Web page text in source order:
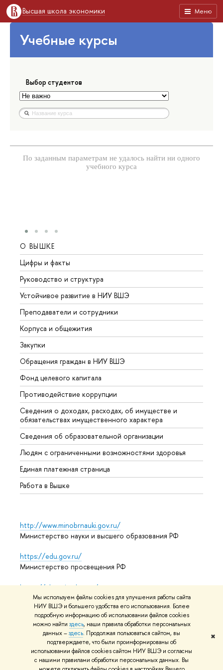
Мы используем файлы cookies для улучшения работы сайта
НИУ ВШЭ и большего удобства его использования. Более
подробную информацию об использовании файлов cookies
можно найти здесь, наши правила обработки персональных
данных –здесь. Продолжая пользоваться сайтом, вы
подтверждаете, что были проинформированы об
использовании файлов cookies сайтом НИУ ВШЭ и согласны
с нашими правилами обработки персональных данных. Вы
✖
Меню
Высшая школа экономики
Учебные курсы
Выбор студентов
По заданным параметрам не удалось найти ни одного
учебного курса
О ВЫШКЕ
Цифры и факты
Руководство и структура
Устойчивое развитие в НИУ ВШЭ
Преподаватели и сотрудники
Корпуса и общежития
Закупки
Обращения граждан в НИУ ВШЭ
Фонд целевого капитала
Противодействие коррупции
Сведения о доходах, расходах, об имуществе и
обязательствах имущественного характера
Сведения об образовательной организации
Людям с ограниченными возможностями здоровья
Единая платежная страница
Работа в Вышке
http://www.minobrnauki.gov.ru/
Министерство науки и высшего образования РФ
https://edu.gov.ru/
Министерство просвещения РФ
https://elearning.hse.ru/mooc
Массовые открытые онлайн-курсы
© НИУ ВШЭ 1993–2026 Адреса и контактыУсловия
использования материаловПолитика конфиденциальности
Карта сайта